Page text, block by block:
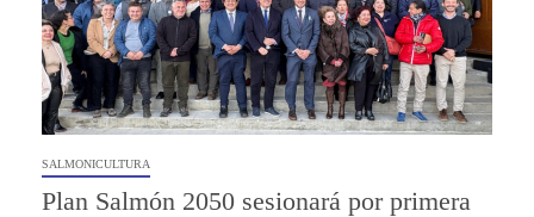
SALMONICULTURA
Plan Salmón 2050 sesionará por primera